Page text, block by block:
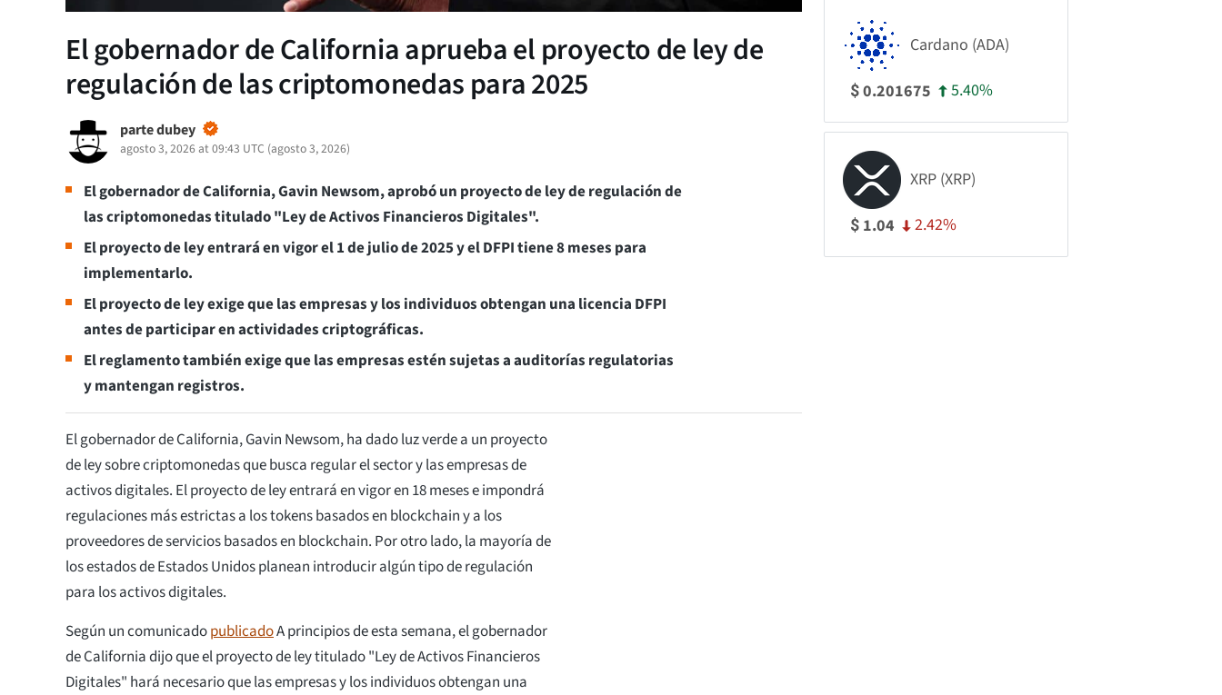
El gobernador de California aprueba el proyecto de ley de
regulación de las criptomonedas para 2025
parte dubey
agosto 3, 2026 at 09:43 UTC (agosto 3, 2026)
El gobernador de California, Gavin Newsom, aprobó un proyecto de ley de regulación de
las criptomonedas titulado "Ley de Activos Financieros Digitales".
El proyecto de ley entrará en vigor el 1 de julio de 2025 y el DFPI tiene 8 meses para
implementarlo.
El proyecto de ley exige que las empresas y los individuos obtengan una licencia DFPI
antes de participar en actividades criptográficas.
El reglamento también exige que las empresas estén sujetas a auditorías regulatorias
y mantengan registros.
El gobernador de California, Gavin Newsom, ha dado luz verde a un proyecto
de ley sobre criptomonedas que busca regular el sector y las empresas de
activos digitales. El proyecto de ley entrará en vigor en 18 meses e impondrá
regulaciones más estrictas a los tokens basados en blockchain y a los
proveedores de servicios basados en blockchain. Por otro lado, la mayoría de
los estados de Estados Unidos planean introducir algún tipo de regulación
para los activos digitales.
Según un comunicadopublicadoA principios de esta semana, el gobernador
de California dijo que el proyecto de ley titulado "Ley de Activos Financieros
Digitales" hará necesario que las empresas y los individuos obtengan una
Cardano (ADA)
$0.201675 5.40%
XRP (XRP)
$ 1.04 2.42%